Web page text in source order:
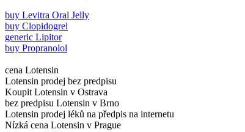
buy Levitra Oral Jelly
buy Clopidogrel
generic Lipitor
buy Propranolol
cena Lotensin
Lotensin prodej bez predpisu
Koupit Lotensin v Ostrava
bez predpisu Lotensin v Brno
Lotensin prodej léků na předpis na internetu
Nízká cena Lotensin v Prague